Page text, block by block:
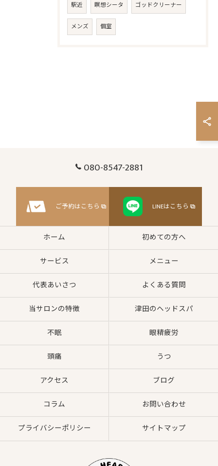
駅近 瞑想シータ ゴッドクリーナー
メンズ 個室
080-8547-2881
ご予約はこちら LINEはこちら
ホーム 初めての方へ
サービス メニュー
代表あいさつ よくある質問
当サロンの特徴 津田のヘッドスパ
不眠 眼精疲労
頭痛 うつ
アクセス ブログ
コラム お問い合わせ
プライバシーポリシー サイトマップ